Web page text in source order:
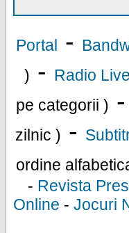
Portal -
) - Radio Live
pe categorii ) -
zilnic ) -
ordine
- Revista
Online - Jocuri